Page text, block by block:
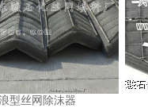
型丝网除沫器